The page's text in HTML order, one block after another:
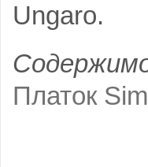
Ungaro.
Платок